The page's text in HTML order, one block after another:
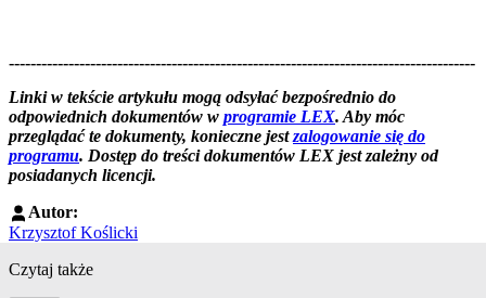
--------------------------------------------------------------------------------------
Linki w tekście artykułu mogą odsyłać bezpośrednio do
odpowiednich dokumentów w programie LEX. Aby móc
przeglądać te dokumenty, konieczne jestzalogowanie się do
programu. Dostęp do treści dokumentów LEX jest zależny od
posiadanych licencji.
Autor:
Krzysztof Koślicki
Czytaj także